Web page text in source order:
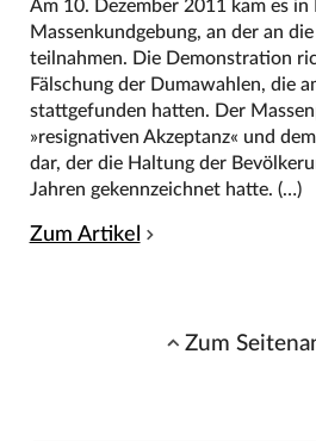
Am 10. Dezember 2011 kam es in
Massenkundgebung, an der an
teilnahmen. Die Demonstration
Fälschung der Dumawahlen, die
stattgefunden hatten. Der
»resignativen Akzeptanz« und
dar, der die Haltung der
Jahren gekennzeichnet hatte. (…)
Zum Artikel
Zum